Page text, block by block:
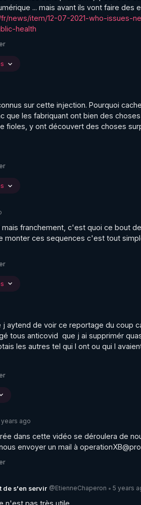
news/item/12-07-2021-who-issues-
health
sur cette injection. Pourquoi
que les fabriquant ont bien des
fioles, y ont découvert des choses
franchement, c'est quoi ce bout
monter ces sequences c'est tout
j aytend de voir ce reportage du coup
tous anticovid  que j ai supprimér
les autres tel qui l ont ou qui l
years ago
dans cette vidéo se déroulera de
envoyer un mail à
de s'en servir @EtienneChaperon • 5 years
n'est pas très utile